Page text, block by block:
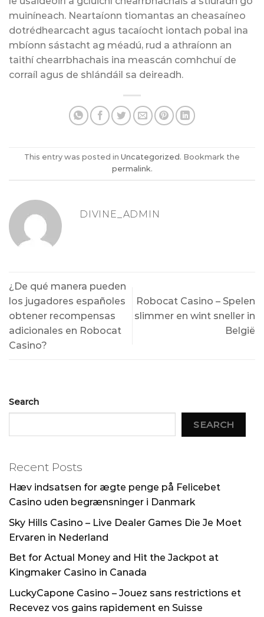
muiníneach. Neartaíonn tiomantas an cheasaíneo
dotrédhearcacht agus tacaíocht iontach pobal ina
mbíonn sástacht ag méadú, rud a athraíonn an
taithí chearrbhachais ina meascán comhchuí de
corraíl agus de shlándáil sa deireadh.
This entry was posted in Uncategorized . Bookmark the
permalink.
DIVINE_ADMIN
¿De qué manera pueden
los jugadores españoles
obtener recompensas
adicionales en Robocat
Casino?
Robocat Casino – Spelen
slimmer en wint sneller in
België
Search
SEARCH
Recent Posts
Hæv indsatsen for ægte penge på Felicebet
Casino uden begrænsninger i Danmark
Sky Hills Casino – Live Dealer Games Die Je Moet
Ervaren in Nederland
Bet for Actual Money and Hit the Jackpot at
Kingmaker Casino in Canada
LuckyCapone Casino – Jouez sans restrictions et
Recevez vos gains rapidement en Suisse